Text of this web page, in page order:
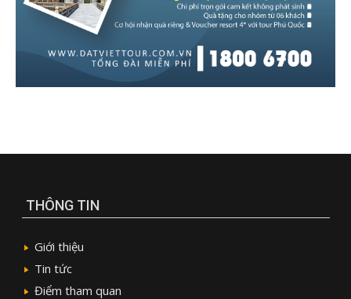
THÔNG TIN
Giới thiệu
Tin tức
Điểm tham quan